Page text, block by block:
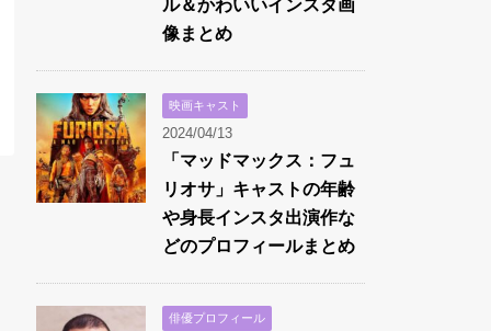
ル＆かわいいインスタ画
像まとめ
映画キャスト
2024/04/13
「マッドマックス：フュ
リオサ」キャストの年齢
や身長インスタ出演作な
どのプロフィールまとめ
俳優プロフィール